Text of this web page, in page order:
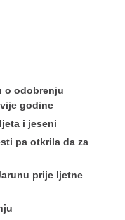
o odobrenju
godine
i jeseni
pa otkrila da za
prije ljetne